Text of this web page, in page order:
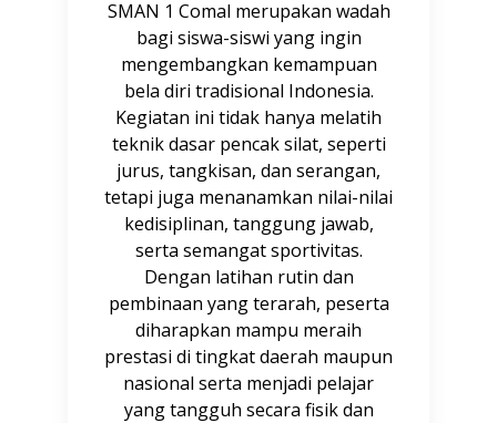
SMAN 1 Comal merupakan wadah
bagi siswa-siswi yang ingin
mengembangkan kemampuan
bela diri tradisional Indonesia.
Kegiatan ini tidak hanya melatih
teknik dasar pencak silat, seperti
jurus, tangkisan, dan serangan,
tetapi juga menanamkan nilai-nilai
kedisiplinan, tanggung jawab,
serta semangat sportivitas.
Dengan latihan rutin dan
pembinaan yang terarah, peserta
diharapkan mampu meraih
prestasi di tingkat daerah maupun
nasional serta menjadi pelajar
yang tangguh secara fisik dan